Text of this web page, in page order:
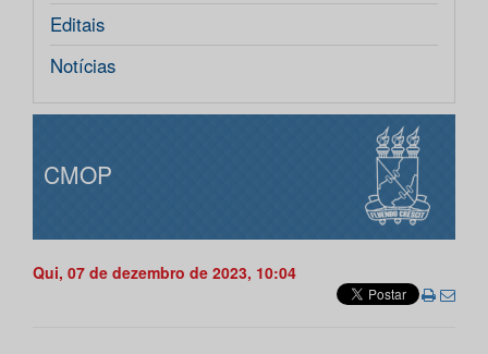
Editais
Notícias
CMOP
Qui, 07 de dezembro de 2023, 10:04